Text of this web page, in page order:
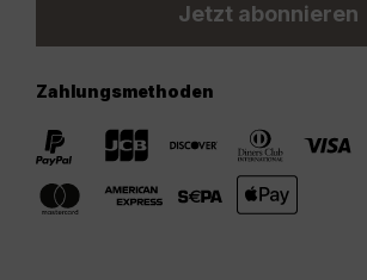
Jetzt abonnieren
Zahlungsmethoden